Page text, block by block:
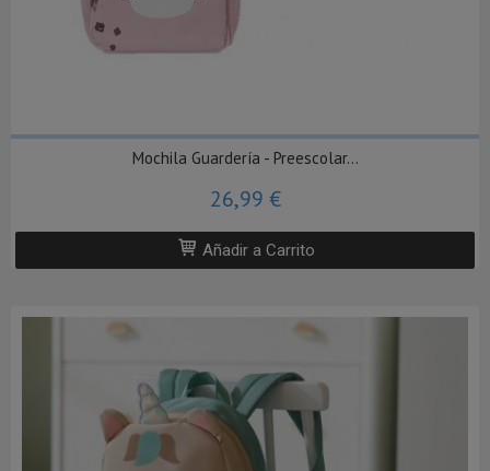
Mochila Guardería - Preescolar...
26,99 €
Añadir a Carrito